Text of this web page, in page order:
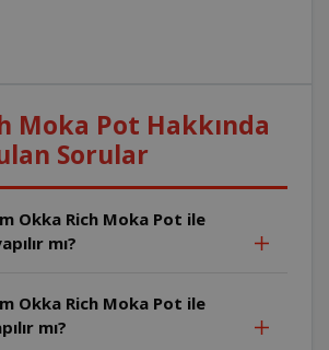
Moka Pot Hakkında
Sorular
Okka Rich Moka Pot ile
mı?
Okka Rich Moka Pot ile
mı?